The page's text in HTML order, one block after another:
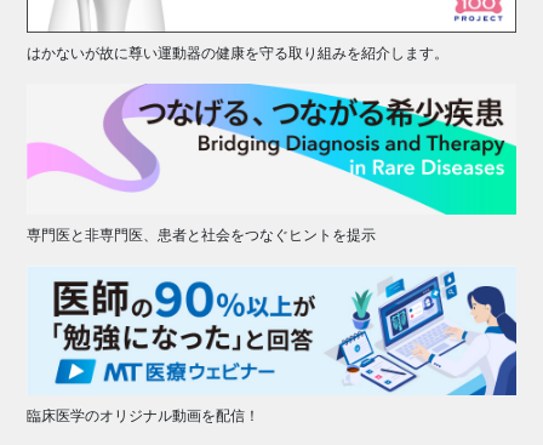
はかないが故に尊い運動器の健康を守る取り組みを紹介します。
専門医と非専門医、患者と社会をつなぐヒントを提示
臨床医学のオリジナル動画を配信！